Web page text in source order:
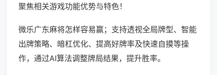
聚焦相关游戏功能优势与特色！
微乐广东麻将怎样容易赢；支持透视全局牌型、智能
出牌策略、暗杠优化、提高好牌率及快速自摸等操
作，通过AI算法调整牌局结果，提升胜率。